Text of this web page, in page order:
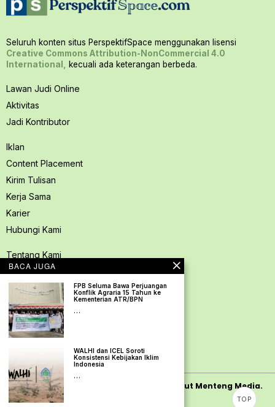
Seluruh konten situs PerspektifSpace menggunakan lisensi
Creative Commons Attribution-NonCommercial 4.0
International,
kecuali ada keterangan berbeda.
Lawan Judi Online
Aktivitas
Jadi Kontributor
Iklan
Content Placement
Kirim Tulisan
Kerja Sama
Karier
Hubungi Kami
Tentang Kami
Redaksi PerspektifSpace
Kode Etik Jurnalistik
Pedoman Media Siber
Kebijakan Privasi
Pedoman Ramah Anak
Copyright2026 PerspektifSpace | PT. Mamut Menteng Media.
TOP
BACA JUGA
FPB Seluma Bawa Perjuangan
Konflik Agraria 15 Tahun ke
Kementerian ATR/BPN
…
WALHI dan ICEL Soroti
Konsistensi Kebijakan Iklim
Indonesia
…